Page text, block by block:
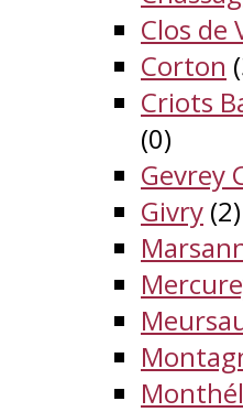
Clos de
Corton
Criots
(0)
Gevrey
Givry (2)